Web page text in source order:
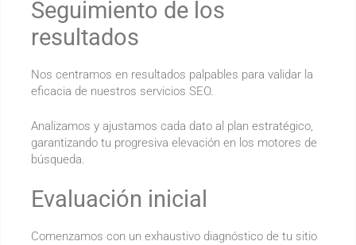
Seguimiento de los
resultados
Nos centramos en resultados palpables para validar la
eficacia de nuestros servicios SEO.
Analizamos y ajustamos cada dato al plan estratégico,
garantizando tu progresiva elevación en los motores de
búsqueda.
Evaluación inicial
Comenzamos con un exhaustivo diagnóstico de tu sitio